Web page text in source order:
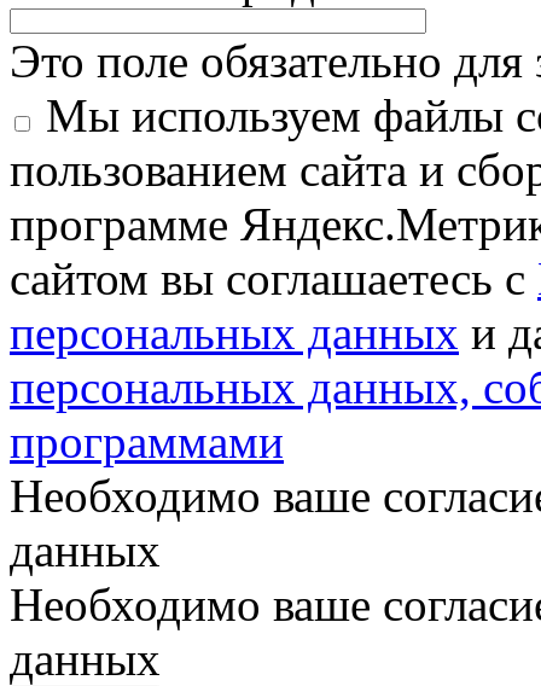
Это поле обязательно для
Мы используем файлы
пользованием сайта и
программе
сайтом вы соглашаетесь с
персональных данных и
персональных данных,
программами
Необходимо ваше
данных
Необходимо ваше
данных